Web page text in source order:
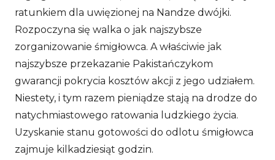
ratunkiem dla uwięzionej na Nandze dwójki.
Rozpoczyna się walka o jak najszybsze
zorganizowanie śmigłowca. A właściwie jak
najszybsze przekazanie Pakistańczykom
gwarancji pokrycia kosztów akcji z jego udziałem.
Niestety, i tym razem pieniądze stają na drodze do
natychmiastowego ratowania ludzkiego życia.
Uzyskanie stanu gotowości do odlotu śmigłowca
zajmuje kilkadziesiąt godzin.